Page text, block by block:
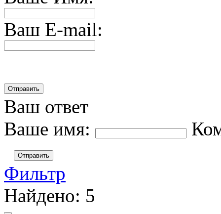
Ваш E-mail:
Ваш ответ
Ваше имя:
Отправить
Фильтр
Найдено: 5